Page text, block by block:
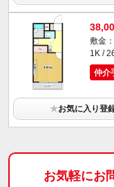
敷金
1K /
仲介
★お気に入り登
お気軽にお